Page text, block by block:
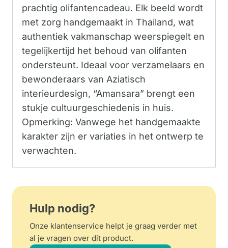
prachtig olifantencadeau. Elk beeld wordt
met zorg handgemaakt in Thailand, wat
authentiek vakmanschap weerspiegelt en
tegelijkertijd het behoud van olifanten
ondersteunt. Ideaal voor verzamelaars en
bewonderaars van Aziatisch
interieurdesign, “Amansara” brengt een
stukje cultuurgeschiedenis in huis.
Opmerking: Vanwege het handgemaakte
karakter zijn er variaties in het ontwerp te
verwachten.
Hulp nodig?
Onze klantenservice helpt je graag verder met
al je vragen over dit product.